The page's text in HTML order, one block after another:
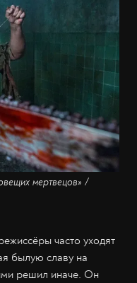
мертвецов» /
часто уходят
былую славу на
решил иначе. Он